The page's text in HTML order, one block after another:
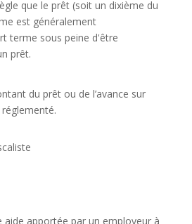
que le prêt (soit un dixième du
est généralement
terme sous peine d'être
prêt.
du prêt ou de l’avance sur
aide apportée par un employeur à